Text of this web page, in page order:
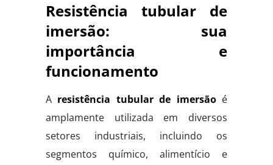
Resistência tubular de
imersão: sua
importância e
funcionamento
A resistência tubular de imersãoé
amplamente utilizada em diversos
setores industriais, incluindo os
segmentos químico, alimentício e